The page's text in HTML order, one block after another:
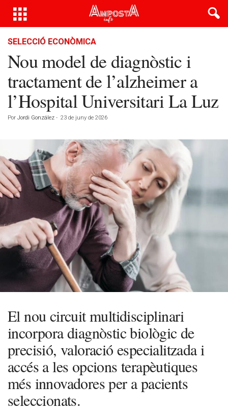
SELECCIÓ ECONÒMICA
Nou model de diagnòstic i
tractament de l’alzheimer a
l’Hospital Universitari La Luz
Por Jordi González - 23 de juny de 2026
El nou circuit multidisciplinari
incorpora diagnòstic biològic de
precisió, valoració especialitzada i
accés a les opcions terapèutiques
més innovadores per a pacients
seleccionats.